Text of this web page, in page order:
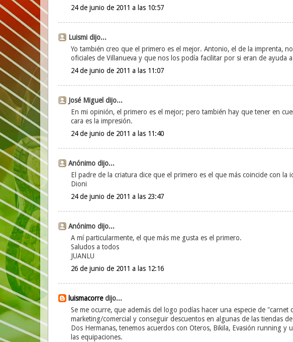
24 de junio de 2011 a las 10:57
Luismi dijo...
Yo también creo que el primero es el mejor. Antonio, el de la imprenta,
oficiales de Villanueva y que nos los podía facilitar por si eran de ayuda
24 de junio de 2011 a las 11:07
José Miguel dijo...
En mi opinión, el primero es el mejor; pero también hay que tener en
cara es la impresión.
24 de junio de 2011 a las 11:40
Anónimo dijo...
El padre de la criatura dice que el primero es el que más coincide con la
Dioni
24 de junio de 2011 a las 23:47
Anónimo dijo...
A mí particularmente, el que más me gusta es el primero.
Saludos a todos
JUANLU
26 de junio de 2011 a las 12:16
luismacorredijo...
Se me ocurre, que además del logo podías hacer una especie de
marketing/comercial y conseguir descuentos en algunas de las tiendas
Dos Hermanas, tenemos acuerdos con Oteros, Bikila, Evasión running
las equipaciones.